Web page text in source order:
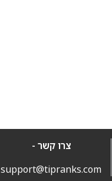
צרו קשר -
support@tipranks.com